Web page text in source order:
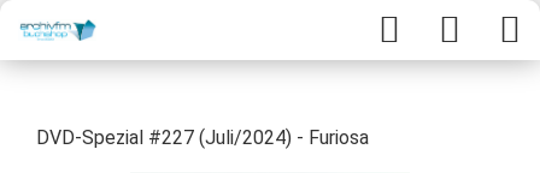
DVD-Spezial #227 (Juli/2024) - Furiosa